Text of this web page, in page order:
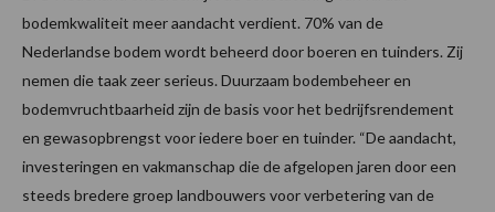
bodemkwaliteit meer aandacht verdient. 70% van de
Nederlandse bodem wordt beheerd door boeren en tuinders. Zij
nemen die taak zeer serieus. Duurzaam bodembeheer en
bodemvruchtbaarheid zijn de basis voor het bedrijfsrendement
en gewasopbrengst voor iedere boer en tuinder. “De aandacht,
investeringen en vakmanschap die de afgelopen jaren door een
steeds bredere groep landbouwers voor verbetering van de